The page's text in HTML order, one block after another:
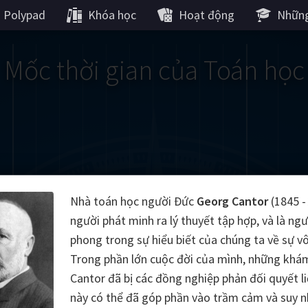
Polypad Khóa học Hoạt động
Mốc thời gian của Toán học
von
Einstein
Carroll
Cayley
Boole
Hamilton
Lobachevsky
Nhà toán học người Đức Georg Cantor(1845 -
người phát minh ra lý thuyết tập hợp, và là
phong trong sự hiểu biết của chúng ta về sự
Trong phần lớn cuộc đời của mình, những
Cantor đã bị các đồng nghiệp phản đối quyết
này có thể đã góp phần vào trầm cảm và suy